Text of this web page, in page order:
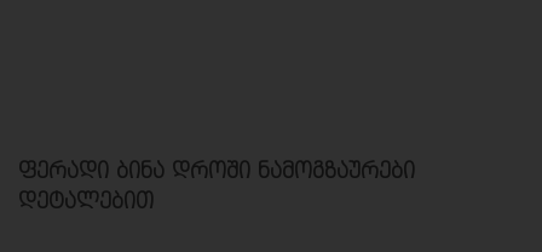
ფერადი ბინა დროში ნამოგზაურები
დეტალებით